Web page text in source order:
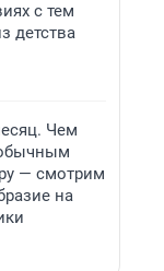
с тем
детства
Чем
— смотрим
на